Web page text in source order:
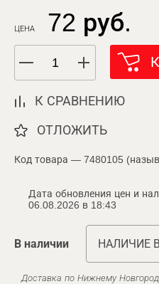
ЦЕНА 72 руб.
К СРАВНЕНИЮ
ОТЛОЖИТЬ
Код товара — 7480105
Дата обновления цен и
06.08.2026 в 18:43
В наличии НАЛИЧИЕ
Доставка по Нижнему